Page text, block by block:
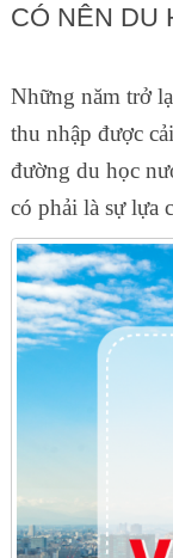
CÓ NÊN DU
Những năm trở
thu nhập được
đường du học
có phải là sự lựa